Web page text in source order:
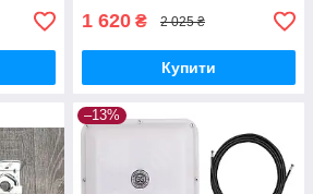
1 620 ₴ 2 025 ₴
Купити
–13%